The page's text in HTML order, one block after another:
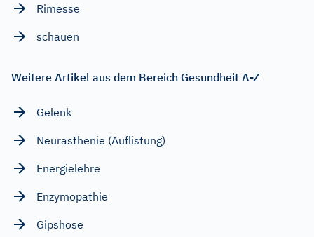
Rimesse
schauen
Weitere Artikel aus dem Bereich Gesundheit A-Z
Gelenk
Neurasthenie (Auflistung)
Energielehre
Enzymopathie
Gipshose